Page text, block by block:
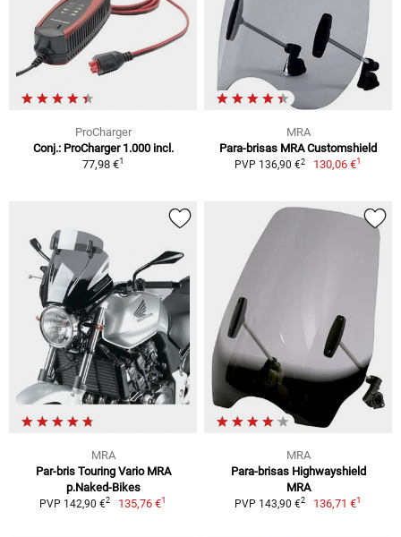
ProCharger
Conj.: ProCharger 1.000 incl.
77,98 €1
MRA
Para-brisas MRA Customshield
PVP 136,90 €2 130,06 €1
MRA
Par-bris Touring Vario MRA
p.Naked-Bikes
PVP 142,90 €2 135,76 €1
MRA
Para-brisas Highwayshield
MRA
PVP 143,90 €2 136,71 €1